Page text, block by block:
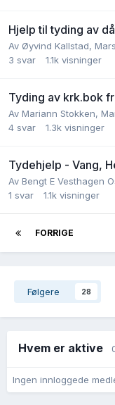
Hjelp til tyding av
Av Øyvind Kallstad,
3 svar 1.1k visninger
Tyding av krk.bok
Av Mariann Stokken,
4 svar 1.3k visninger
Tydehjelp - Vang,
Av Bengt E Vesthagen
1 svar 1.1k visninger
FORRIGE
Følgere 28
Hvem er aktive
Ingen innloggede